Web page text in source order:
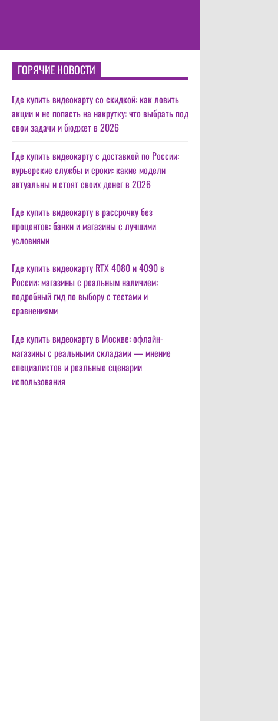
ГОРЯЧИЕ НОВОСТИ
Где купить видеокарту со скидкой: как ловить
акции и не попасть на накрутку: что выбрать под
свои задачи и бюджет в 2026
Где купить видеокарту с доставкой по России:
курьерские службы и сроки: какие модели
актуальны и стоят своих денег в 2026
Где купить видеокарту в рассрочку без
процентов: банки и магазины с лучшими
условиями
Где купить видеокарту RTX 4080 и 4090 в
России: магазины с реальным наличием:
подробный гид по выбору с тестами и
сравнениями
Где купить видеокарту в Москве: офлайн-
магазины с реальными складами — мнение
специалистов и реальные сценарии
использования